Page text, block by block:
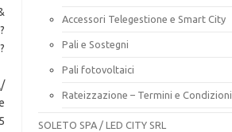
Accessori Telegestione e Smart City
Pali e Sostegni
Pali fotovoltaici
Rateizzazione – Termini e Condizioni
SOLETO SPA / LED CITY SRL